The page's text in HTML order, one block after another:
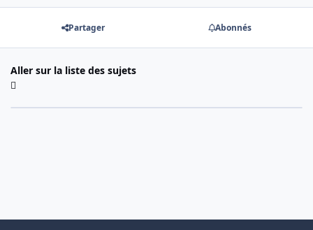
Partager Abonnés
Aller sur la liste des sujets